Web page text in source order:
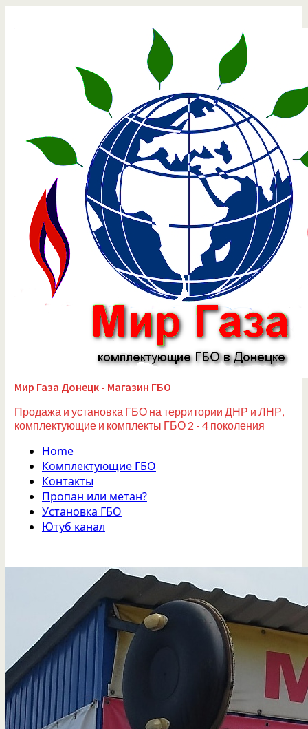
Мир Газа Донецк - Магазин ГБО
Продажа и установка ГБО на территории ДНР и ЛНР,
комплектующие и комплекты ГБО 2 - 4 поколения
Home
Комплектующие ГБО
Контакты
Пропан или метан?
Установка ГБО
Ютуб канал